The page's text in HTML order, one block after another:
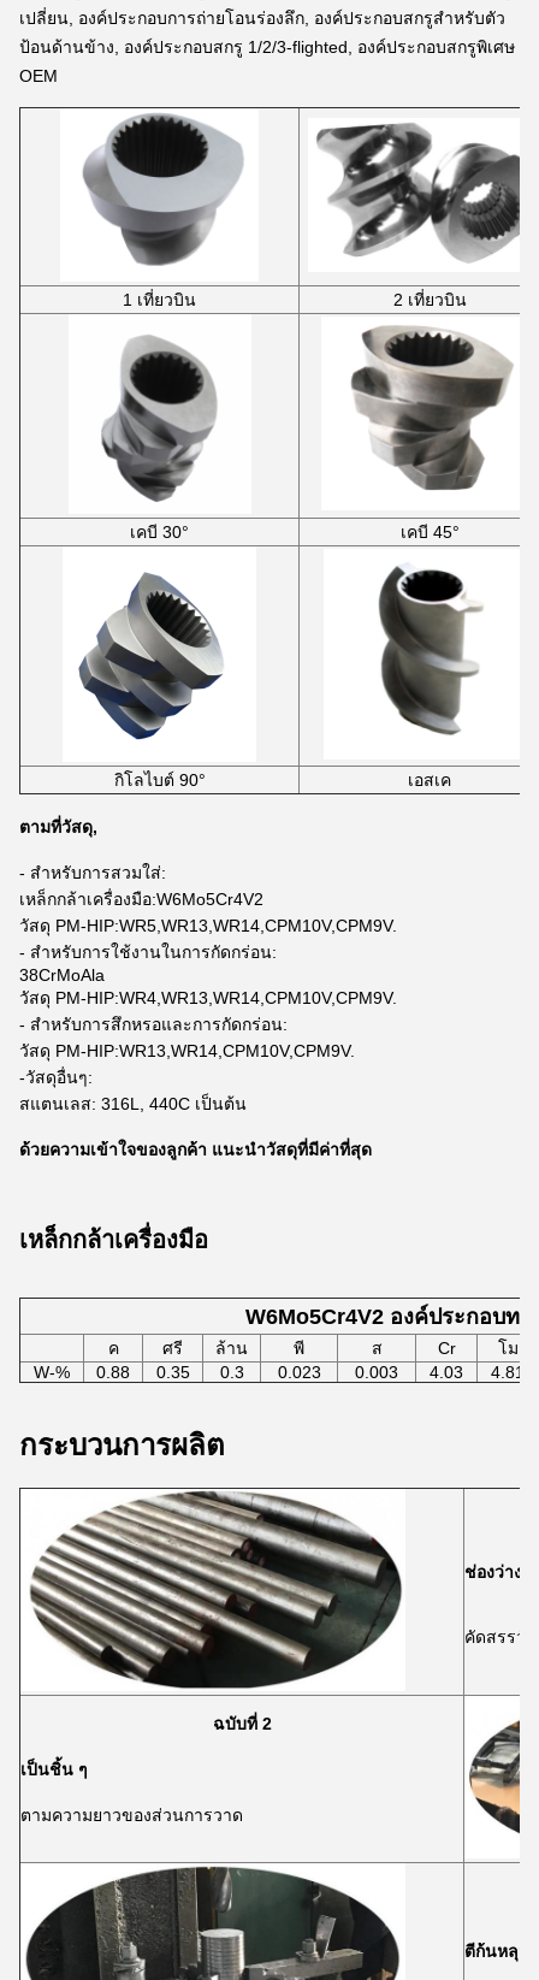
เปลี่ยน, องค์ประกอบการถ่ายโอนร่องลึก, องค์ประกอบสกรูสำหรับตัว
ป้อนด้านข้าง, องค์ประกอบสกรู 1/2/3-flighted, องค์ประกอบสกรูพิเศษ
OEM
1 เที่ยวบิน 2 เที่ยวบิน
เคบี 30° เคบี 45°
กิโลไบต์ 90° เอสเค
ตามที่วัสดุ,
- สำหรับการสวมใส่:
เหล็กกล้าเครื่องมือ:W6Mo5Cr4V2
วัสดุ PM-HIP:WR5,WR13,WR14,CPM10V,CPM9V.
- สำหรับการใช้งานในการกัดกร่อน:
38CrMoAla
วัสดุ PM-HIP:WR4,WR13,WR14,CPM10V,CPM9V.
- สำหรับการสึกหรอและการกัดกร่อน:
วัสดุ PM-HIP:WR13,WR14,CPM10V,CPM9V.
-วัสดุอื่นๆ:
สแตนเลส: 316L, 440C เป็นต้น
ด้วยความเข้าใจของลูกค้า แนะนำวัสดุที่มีค่าที่สุด
เหล็กกล้าเครื่องมือ
W6Mo5Cr4V2 องค์ประกอบทา
ค ศรี ล้าน พี ส Cr
โม
W-%
0.88 0.35 0.3 0.023 0.003 4.03 4.81
กระบวนการผลิต
ช่องว่าง
คัดสรรวั
ฉบับที่ 2
เป็นชิ้น ๆ
ตามความยาวของส่วนการวาด
ตีก้นหลุม